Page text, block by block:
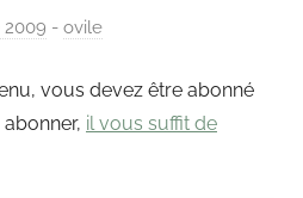
2009 b
P
a
- ovile
vous devez être abonné
il vous suffit de